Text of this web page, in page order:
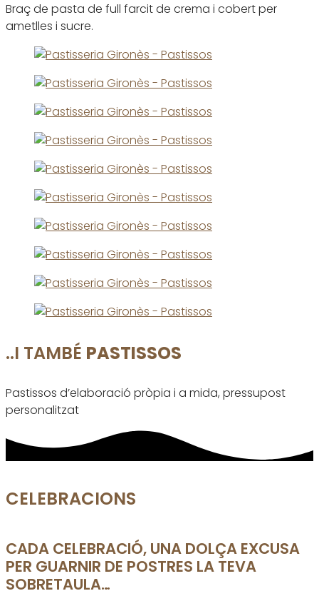
Braç de pasta de full farcit de crema i cobert per
ametlles i sucre.
..I TAMBÉ PASTISSOS
Pastissos d’elaboració pròpia i a mida, pressupost
personalitzat
CELEBRACIONS
CADA CELEBRACIÓ, UNA DOLÇA EXCUSA
PER GUARNIR DE POSTRES LA TEVA
SOBRETAULA…